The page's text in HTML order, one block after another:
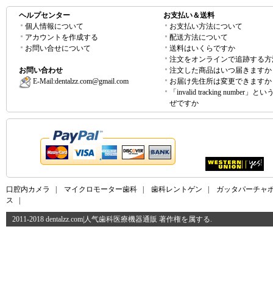
ヘルプセンター
個人情報について
アカウントを作成する
お問い合せについて
お問い合わせ
E-Mail:dentalzz.com@gmail.com
お支払い＆送料
お支払い方法について
配送方法について
送料はいくらですか
注文をオンラインで追跡する
注文した商品はいつ届きますか
お届け先住所は変更できますか
「invalid tracking number」とい
ぜですか
口腔内カメラ マイクロモーター歯科 歯科レントゲン
ガッタパーチャ
ス
2011-2018 dentalzz.com|人气歯科医療機器通販 著作権を属する.